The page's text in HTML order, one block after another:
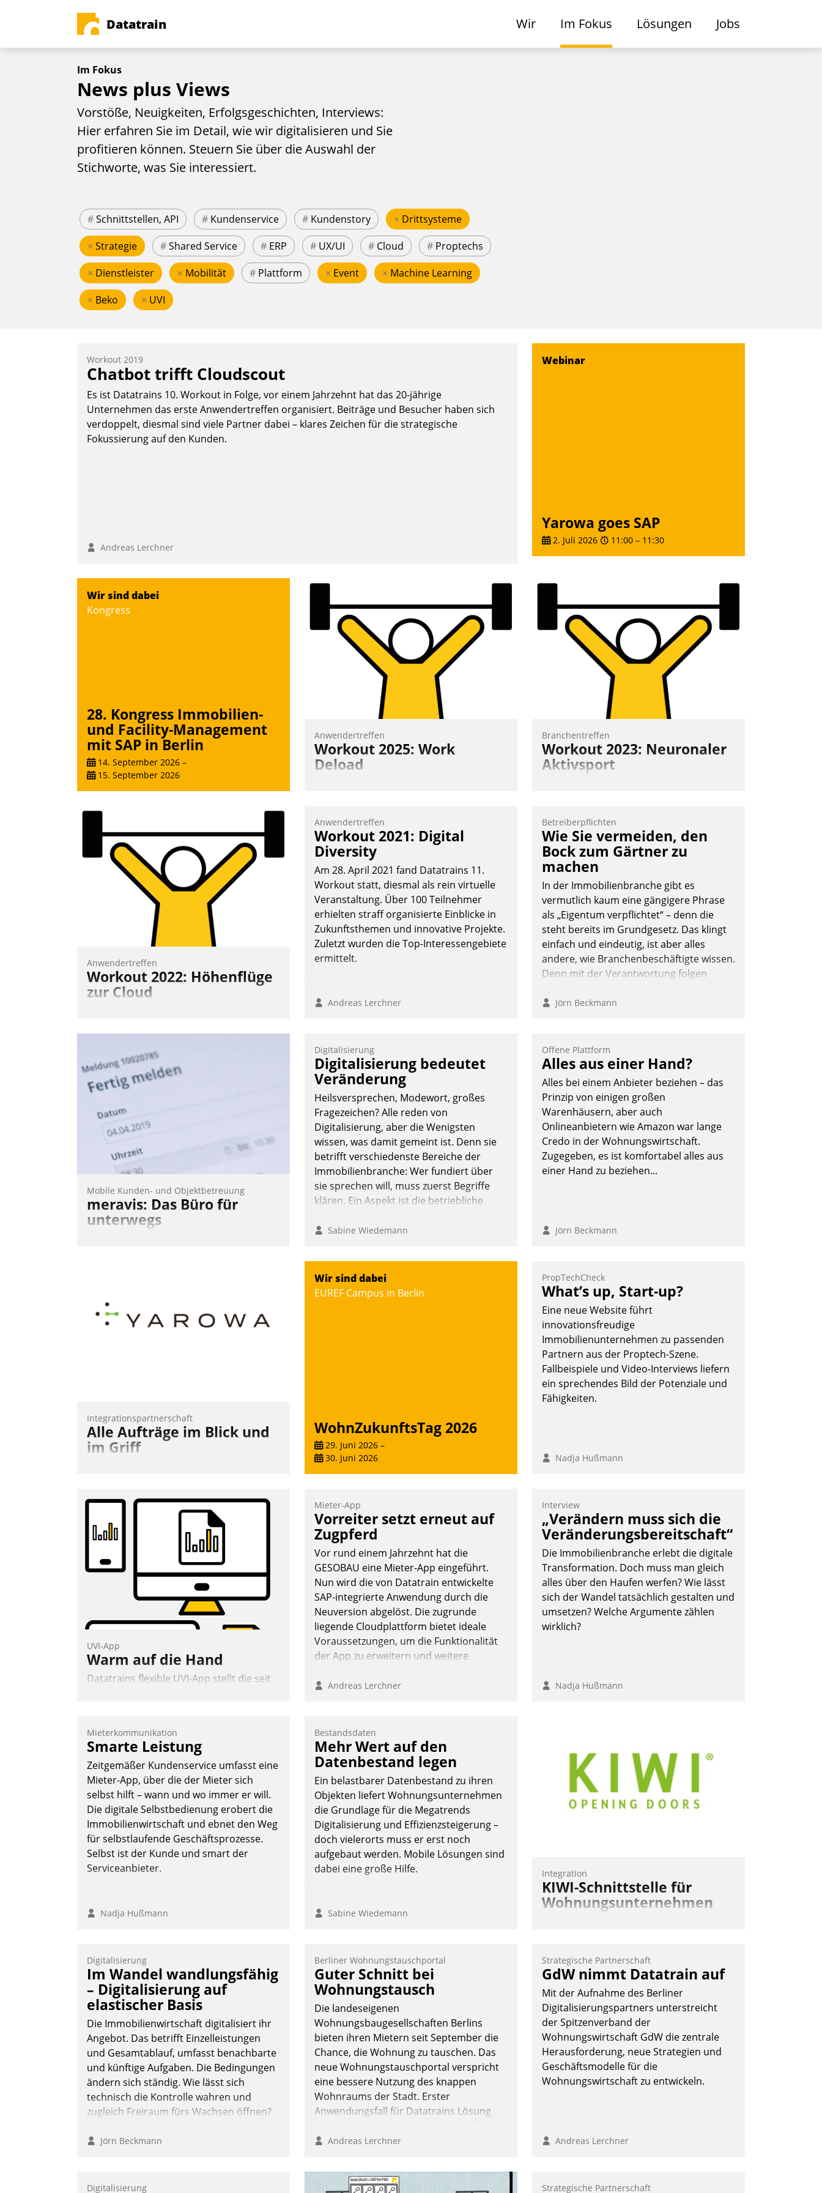
Datatrain Wir Im Fokus Lösungen Jobs
Im Fokus
News plus Views
Vorstöße, Neuigkeiten, Erfolgsgeschichten, Interviews:
Hier erfahren Sie im Detail, wie wir digitalisieren und Sie
profitieren können. Steuern Sie über die Auswahl der
Stichworte, was Sie interessiert.
#Schnittstellen, API # Kundenservice # Kundenstory × Drittsysteme
× Strategie #Shared Service # ERP # UX/UI # Cloud # Proptechs
× Dienstleister × Mobilität # Plattform × Event × Machine Learning
× Beko × UVI
Workout 2019
Chatbot trifft Cloudscout
Es ist Datatrains 10. Workout in Folge, vor einem Jahrzehnt hat das 20-jährige
Unternehmen das erste Anwendertreffen organisiert. Beiträge und Besucher haben sich
verdoppelt, diesmal sind viele Partner dabei – klares Zeichen für die strategische
Fokussierung auf den Kunden.
Andreas Lerchner
Webinar
Yarowa goes SAP
2. Juli 2026 11:00 – 11:30
Wir sind dabei
Kongress
28. Kongress Immobilien-
und Facility-Management
mit SAP in Berlin
14. September 2026 –
15. September 2026
Anwendertreffen
Workout 2025: Work
Deload
Frage: Wie lassen sich Mammutprojekte
meistern und Workloads wuppen – bei
zunehmend anspruchsvollen Aufgaben
und abnehmendem Nachwuchs?
Nadja Hußmann
Branchentreffen
Workout 2023: Neuronaler
Aktivsport
Vernetzungsideen fürs Quartier.
Dazwischen zeigte Datatrain, was es
Neues zu bieten hat.
Nadja Hußmann
Anwendertreffen
Workout 2022: Höhenflüge
zur Cloud
Teilnehmer kurzweilige Einblicke in
innovative Cloud-Strategien und -
Lösungen mit hohem Zukunftspotenzial.
Anwendertreffen
Workout 2021: Digital
Diversity
Am 28. April 2021 fand Datatrains 11.
Workout statt, diesmal als rein virtuelle
Veranstaltung. Über 100 Teilnehmer
erhielten straff organisierte Einblicke in
Zukunftsthemen und innovative Projekte.
Zuletzt wurden die Top-Interessengebiete
ermittelt.
Andreas Lerchner
Betreiberpflichten
Wie Sie vermeiden, den
Bock zum Gärtner zu
machen
In der Immobilienbranche gibt es
vermutlich kaum eine gängigere Phrase
als „Eigentum verpflichtet“ – denn die
steht bereits im Grundgesetz. Das klingt
einfach und eindeutig, ist aber alles
andere, wie Branchenbeschäftigte wissen.
Denn mit der Verantwortung folgen
Jörn Beckmann
Mobile Kunden- und Objektbetreuung
meravis: Das Büro für
unterwegs
hat sich dabei für den Betrieb der Lösung
über die SAP Cloud Platform entschieden
Digitalisierung
Digitalisierung bedeutet
Veränderung
Heilsversprechen, Modewort, großes
Fragezeichen? Alle reden von
Digitalisierung, aber die Wenigsten
wissen, was damit gemeint ist. Denn sie
betrifft verschiedenste Bereiche der
Immobilienbranche: Wer fundiert über
sie sprechen will, muss zuerst Begriffe
klären. Ein Aspekt ist die betriebliche
ermöglichen große Einsparungen durch
Doch man darf nicht zu viel erwarten:
Allein mit der Einführung einer neuen
Software ist es nicht getan. Die
Digitalisierung erfordert von
Sabine Wiedemann
Offene Plattform
Alles aus einer Hand?
Alles bei einem Anbieter beziehen – das
Prinzip von einigen großen
Warenhäusern, aber auch
Onlineanbietern wie Amazon war lange
Credo in der Wohnungswirtschaft.
Zugegeben, es ist komfortabel alles aus
einer Hand zu beziehen...
Jörn Beckmann
Integrationspartnerschaft
Alle Aufträge im Blick und
im Griff
integriert Yarowas Portal zur Vergabe
und Verwaltung von Aufträgen der
operativen Instandhaltung in die SAP-
Systemlandschaft deutscher
Wohnungsunternehmen – und
beschleunigt damit den Weg vom
Mieteranliegen zum Dienstleisterauftrag.
Nadja Hußmann
Wir sind dabei
EUREF Campus in Berlin
WohnZukunftsTag 2026
29. Juni 2026 –
30. Juni 2026
PropTechCheck
What’s up, Start-up?
Eine neue Website führt
innovationsfreudige
Immobilienunternehmen zu passenden
Partnern aus der Proptech-Szene.
Fallbeispiele und Video-Interviews liefern
ein sprechendes Bild der Potenziale und
Fähigkeiten.
Nadja Hußmann
UVI-App
Warm auf die Hand
Datatrains flexible UVI-App stellt die seit
Die monatlichen Mitteilungen zum
Heizungs- und Wasserverbrauch gehen
automatisiert, vollständig und auf
Wunsch über mehrere zuvor festgelegte
Kommunikationswege bei den
Empfängern ein.
Nadja Hußmann
Mieter-App
Vorreiter setzt erneut auf
Zugpferd
Vor rund einem Jahrzehnt hat die
GESOBAU eine Mieter-App eingeführt.
Nun wird die von Datatrain entwickelte
SAP-integrierte Anwendung durch die
Neuversion abgelöst. Die zugrunde
liegende Cloudplattform bietet ideale
Voraussetzungen, um die Funktionalität
der App zu erweitern und weitere
in SAP zu integrieren.
Andreas Lerchner
Interview
„Verändern muss sich die
Veränderungsbereitschaft“
Die Immobilienbranche erlebt die digitale
Transformation. Doch muss man gleich
alles über den Haufen werfen? Wie lässt
sich der Wandel tatsächlich gestalten und
umsetzen? Welche Argumente zählen
wirklich?
Nadja Hußmann
Mieterkommunikation
Smarte Leistung
Zeitgemäßer Kundenservice umfasst eine
Mieter-App, über die der Mieter sich
selbst hilft – wann und wo immer er will.
Die digitale Selbstbedienung erobert die
Immobilienwirtschaft und ebnet den Weg
für selbstlaufende Geschäftsprozesse.
Selbst ist der Kunde und smart der
Serviceanbieter.
Nadja Hußmann
Bestandsdaten
Mehr Wert auf den
Datenbestand legen
Ein belastbarer Datenbestand zu ihren
Objekten liefert Wohnungsunternehmen
die Grundlage für die Megatrends
Digitalisierung und Effizienzsteigerung –
doch vielerorts muss er erst noch
aufgebaut werden. Mobile Lösungen sind
dabei eine große Hilfe.
Sabine Wiedemann
Integration
KIWI-Schnittstelle für
Wohnungsunternehmen
Softwareentwicklungshaus Datatrain.
Andreas Lerchner
Digitalisierung
Im Wandel wandlungsfähig
– Digitalisierung auf
elastischer Basis
Die Immobilienwirtschaft digitalisiert ihr
Angebot. Das betrifft Einzelleistungen
und Gesamtablauf, umfasst benachbarte
und künftige Aufgaben. Die Bedingungen
ändern sich ständig. Wie lässt sich
technisch die Kontrolle wahren und
zugleich Freiraum fürs Wachsen öffnen?
Jörn Beckmann
Berliner Wohnungstauschportal
Guter Schnitt bei
Wohnungstausch
Die landeseigenen
Wohnungsbaugesellschaften Berlins
bieten ihren Mietern seit September die
Chance, die Wohnung zu tauschen. Das
neue Wohnungstauschportal verspricht
eine bessere Nutzung des knappen
Wohnraums der Stadt. Erster
Anwendungsfall für Datatrains Lösung
Systemen der Unternehmen.
Andreas Lerchner
Strategische Partnerschaft
GdW nimmt Datatrain auf
Mit der Aufnahme des Berliner
Digitalisierungspartners unterstreicht
der Spitzenverband der
Wohnungswirtschaft GdW die zentrale
Herausforderung, neue Strategien und
Geschäftsmodelle für die
Wohnungswirtschaft zu entwickeln.
Andreas Lerchner
Digitalisierung Strategische Partnerschaft